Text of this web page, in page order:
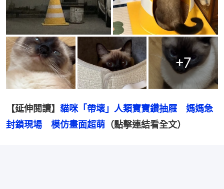
+7
【延伸閲讀】 貓咪「帶壞」人類寶寶鑽抽屜　媽媽急
封鎖現場　模仿畫面超萌 （點擊連結看全文）